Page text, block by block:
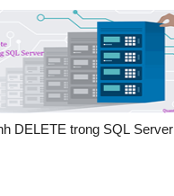
DELETE trong SQL Server